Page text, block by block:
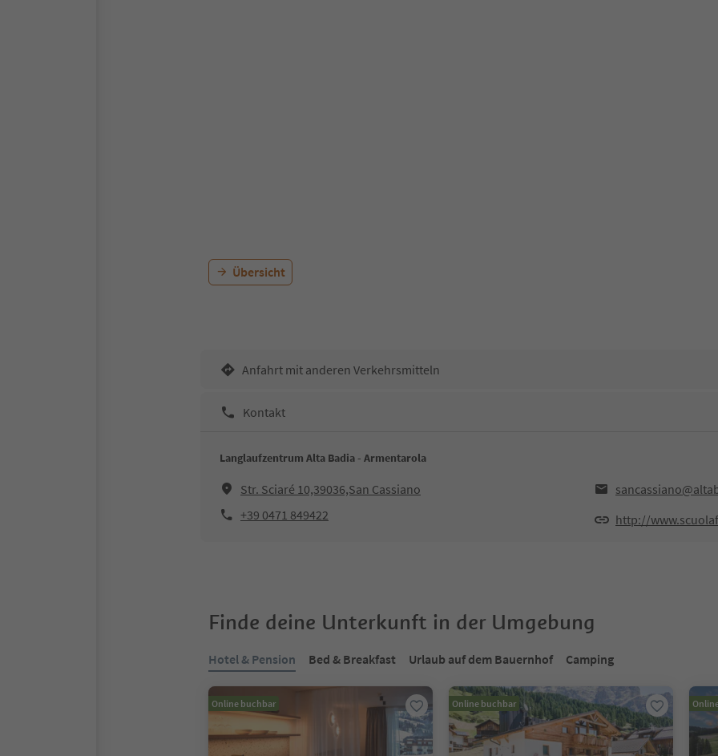
Übersicht
Anfahrt mit anderen Verkehrsmitteln
Kontakt
Langlaufzentrum Alta Badia - Armentarola
Str. Sciaré 10,39036,San Cassiano
+39 0471 849422
http://
Finde deine Unterkunft in der Umgebung
Hotel & Pension Bed & Breakfast Urlaub auf dem Bauernhof Camping
Online buchbar Online buchbar